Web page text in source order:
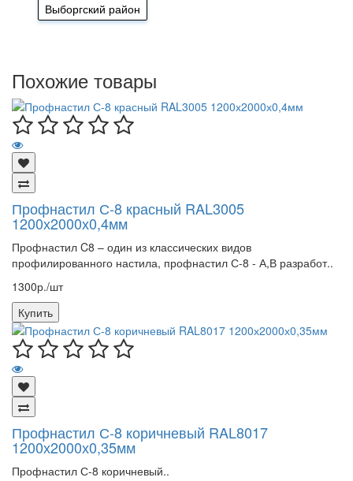
Выборгский район
Похожие товары
Профнастил С-8 красный RAL3005
1200х2000х0,4мм
Профнастил C8 – один из классических видов
профилированного настила, профнастил С-8 - А,В разработ..
1300р./шт
Купить
Профнастил С-8 коричневый RAL8017
1200х2000х0,35мм
Профнастил С-8 коричневый..